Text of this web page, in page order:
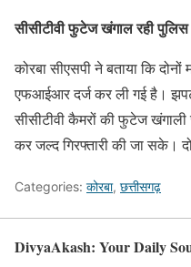
सीसीटीवी फुटेज खंगाल रही पुलिस
कोरबा सीएसपी ने बताया कि
एफआईआर दर्ज कर ली गई है।
सीसीटीवी कैमरों की फुटेज खंगाली
कर जल्द गिरफ्तारी की जा सके।
Categories: कोरबा, छत्तीसगढ़
DivyaAkash: Your Daily